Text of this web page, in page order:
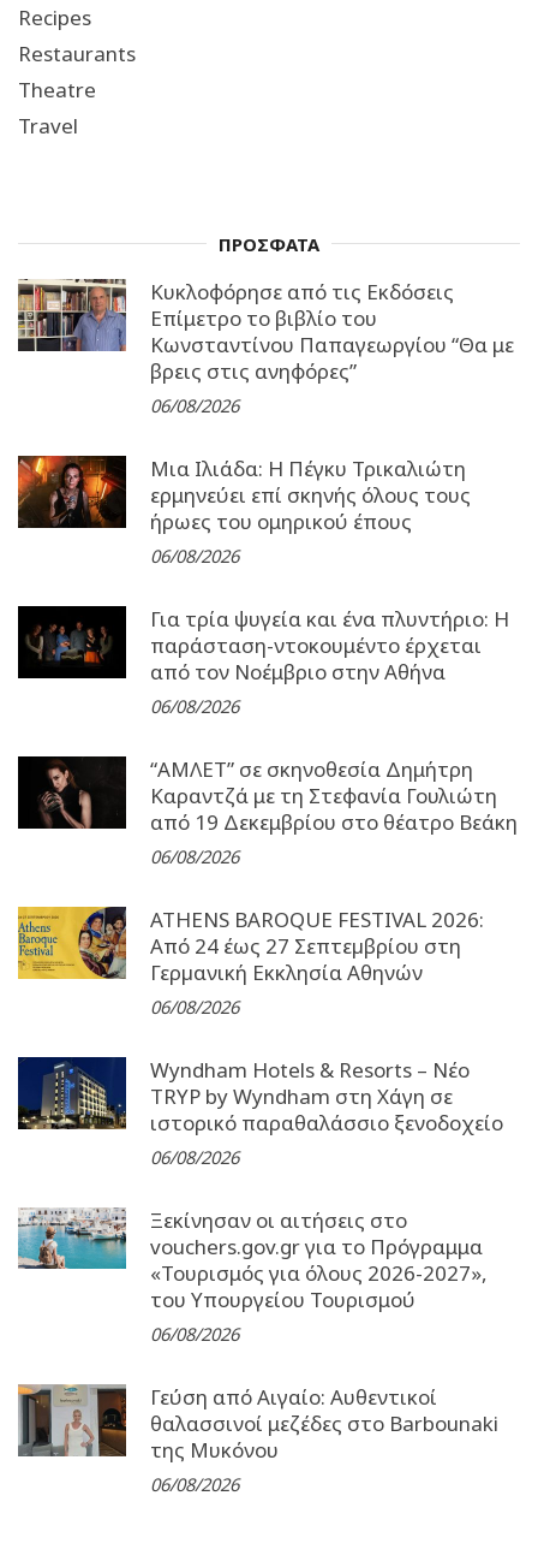
Recipes
Restaurants
Theatre
Travel
ΠΡΟΣΦΑΤΑ
Κυκλοφόρησε από τις Εκδόσεις
Επίμετρο το βιβλίο του
Κωνσταντίνου Παπαγεωργίου “Θα με
βρεις στις ανηφόρες”
06/08/2026
Μια Ιλιάδα: H Πέγκυ Τρικαλιώτη
ερμηνεύει επί σκηνής όλους τους
ήρωες του ομηρικού έπους
06/08/2026
Για τρία ψυγεία και ένα πλυντήριο: Η
παράσταση-ντοκουμέντο έρχεται
από τον Νοέμβριο στην Αθήνα
06/08/2026
“ΑΜΛΕΤ” σε σκηνοθεσία Δημήτρη
Καραντζά με τη Στεφανία Γουλιώτη
από 19 Δεκεμβρίου στο θέατρο Βεάκη
06/08/2026
ATHENS BAROQUE FESTIVAL 2026:
Από 24 έως 27 Σεπτεµβρίου στη
Γερµανική Εκκλησία Αθηνών
06/08/2026
Wyndham Hotels & Resorts – Νέο
TRYP by Wyndham στη Χάγη σε
ιστορικό παραθαλάσσιο ξενοδοχείο
06/08/2026
Ξεκίνησαν οι αιτήσεις στο
vouchers.gov.gr για το Πρόγραμμα
«Τουρισμός για όλους 2026-2027»,
του Υπουργείου Τουρισμού
06/08/2026
Γεύση από Αιγαίο: Αυθεντικοί
θαλασσινοί μεζέδες στο Barbounaki
της Μυκόνου
06/08/2026